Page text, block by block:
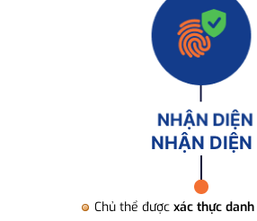
NHẬN DIỆN
Chủ thể được xác thực